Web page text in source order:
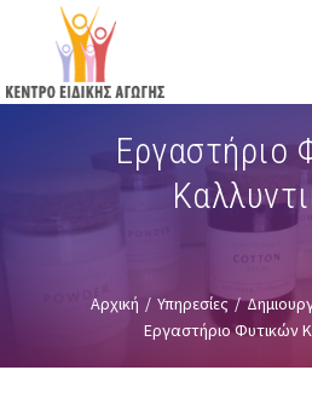
content
Εργαστήριο
Αρχική / Υπηρεσίες /
Εργαστήριο Φυτικών